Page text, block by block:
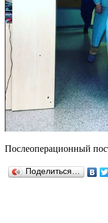
Послеоперационный
Поделиться…